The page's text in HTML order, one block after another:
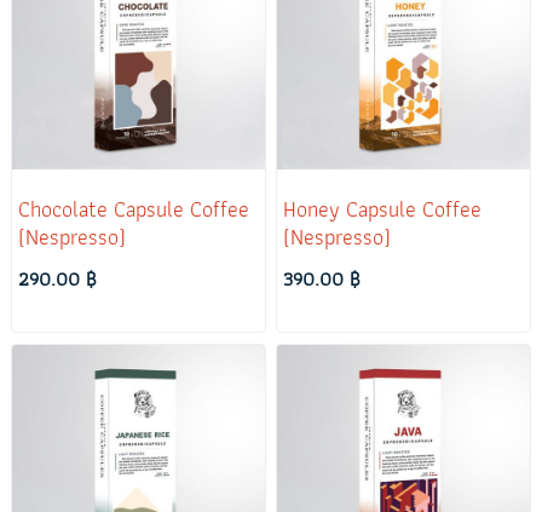
Chocolate Capsule Coffee
(Nespresso)
290.00 ฿
Honey Capsule Coffee
(Nespresso)
390.00 ฿